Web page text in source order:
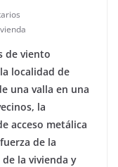
de viento
localidad de
una valla en una
la
acceso metálica
de la
la vivienda y